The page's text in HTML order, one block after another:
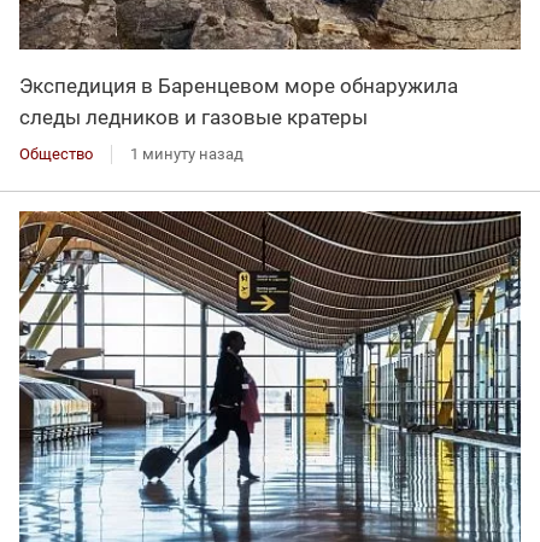
Экспедиция в Баренцевом море обнаружила
следы ледников и газовые кратеры
Общество 1 минуту назад